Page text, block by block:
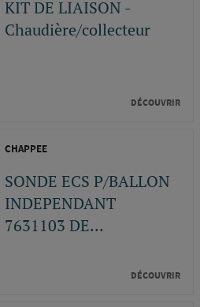
KIT DE LIAISON -
Chaudière/collecteur
DÉCOUVRIR
CHAPPEE
SONDE ECS P/BALLON
INDEPENDANT
7631103 DE...
DÉCOUVRIR